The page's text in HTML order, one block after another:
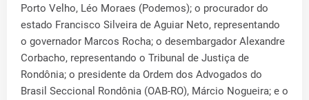
Porto Velho, Léo Moraes (Podemos); o procurador do
estado Francisco Silveira de Aguiar Neto, representando
o governador Marcos Rocha; o desembargador Alexandre
Corbacho, representando o Tribunal de Justiça de
Rondônia; o presidente da Ordem dos Advogados do
Brasil Seccional Rondônia (OAB-RO), Márcio Nogueira; e o